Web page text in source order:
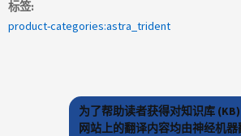
标签
product-categories:astra_trident
为了帮助读者获得对知识库
网站上的翻译内容均由神经机